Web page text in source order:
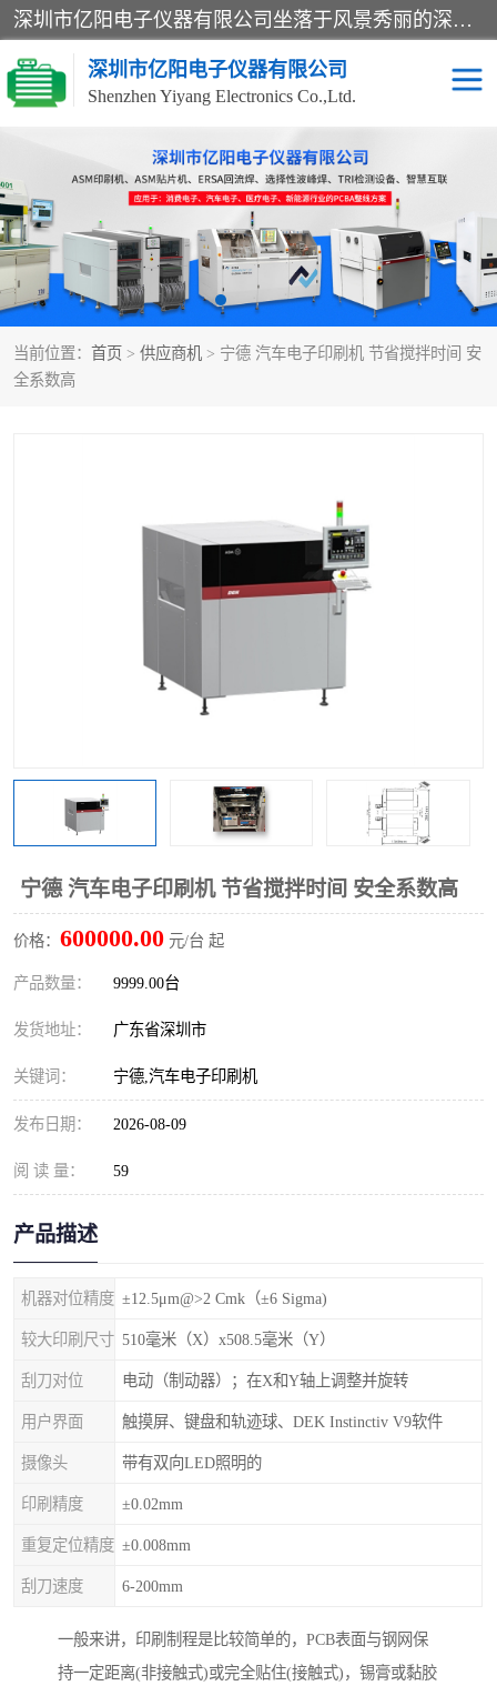
深圳市亿阳电子仪器有限公司坐落于风景秀丽的深圳市光明区，集SMT设备销售务为一体，努力为客户提供电子装配解决方案。与行业**SMT设备厂商：ASM（印刷机，锡膏检查机，贴片机），德国ERSA（爱莎）建立了稳固的代理合作关系，销售的设备一直保持**电子装配行业未来发展方向，能够满足客户各种繁杂产品的生产应用。
深圳市亿阳电子仪器有限公司
Shenzhen Yiyang Electronics Co.,Ltd.
当前位置： 首页 > 供应商机 > 宁德 汽车电子印刷机 节省搅拌时间 安
全系数高
宁德 汽车电子印刷机 节省搅拌时间 安全系数高
价格： 600000.00 元/台 起
产品数量： 9999.00台
发货地址： 广东省深圳市
关键词： 宁德,汽车电子印刷机
发布日期： 2026-08-09
阅 读 量： 59
产品描述
机器对位精度 ±12.5μm@>2 Cmk（±6 Sigma)
较大印刷尺寸 510毫米（X）x508.5毫米（Y）
刮刀对位 电动（制动器）；在X和Y轴上调整并旋转
用户界面 触摸屏、键盘和轨迹球、DEK Instinctiv V9软件
摄像头 带有双向LED照明的
印刷精度 ±0.02mm
重复定位精度 ±0.008mm
刮刀速度 6-200mm
一般来讲，印刷制程是比较简单的，PCB表面与钢网保
持一定距离(非接触式)或完全贴住(接触式)，锡膏或黏胶
SX全自动高速贴片机 E系列中速贴片机
NeoHorizon全自动锡膏印
刷机
选择性波峰焊
VERSAFLOW-335
回流焊HOTFLOW 3/20e 波峰焊
BGA返修台HR600/2 自动光学检测TR7700QE
TX 全自动高速贴片机